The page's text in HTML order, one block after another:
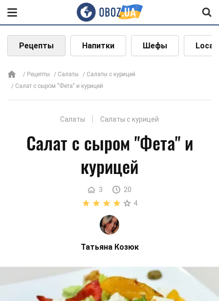
Рецепты Напитки Шефы Local
Рецепты Салаты
Салаты с курицей
Салат с сыром "Фета" и курицей
Салаты Салаты с курицей
Салат с сыром "Фета" и
курицей
3
20
4
Татьяна Козюк